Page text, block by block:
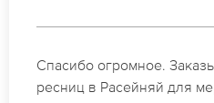
Идеальные мастера
ресниц в Расейняй.